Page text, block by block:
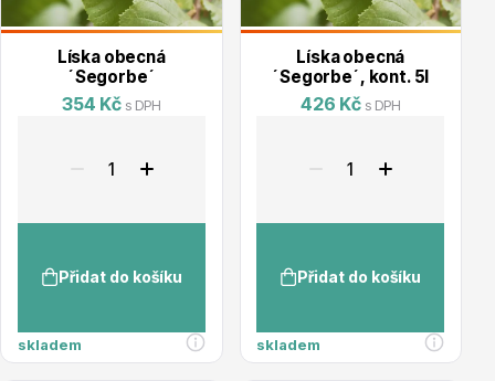
Nářadí, příslušenství
Postřiky, přípravky
Líska obecná
´Segorbe´
354 Kč s DPH
Přidat do košíku
skladem
Líska obecná
´Segorbe´, kont. 5l
426 Kč s DPH
Přidat do košíku
skladem